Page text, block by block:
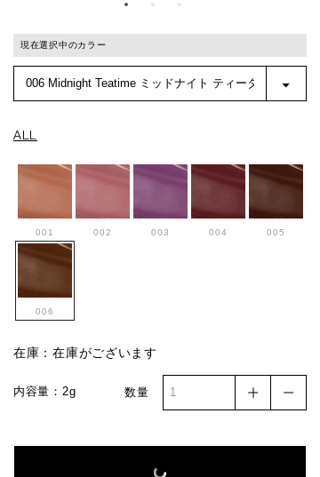
現在選択中のカラー
ALL
001 002 003 004 005
006
在庫：在庫がございます
内容量：2g 数量